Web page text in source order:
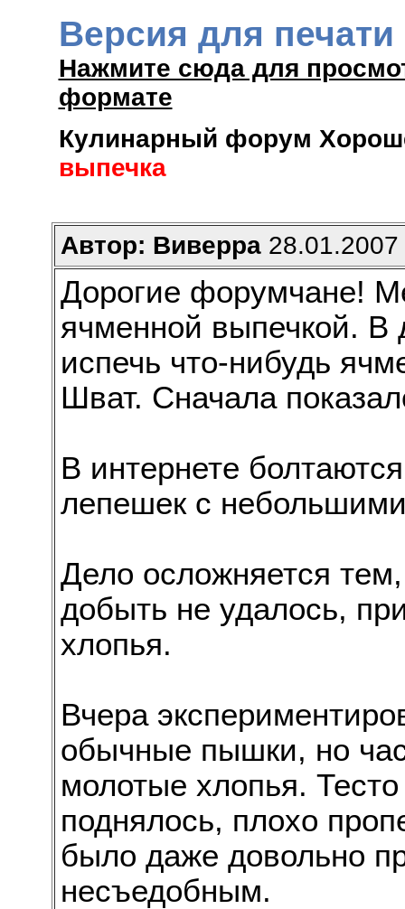
Версия для
Нажмите сюда для
формате
Кулинарный форум
выпечка
Автор: Виверра28.01.2007
Дорогие форумчане!
ячменной выпечкой. В
испечь что-нибудь
Шват. Сначала
В интернете
лепешек с
Дело осложняется
добыть не удалось,
хлопья.
Вчера
обычные пышки, но
молотые хлопья.
поднялось, плохо
было даже довольно
несъедобным.